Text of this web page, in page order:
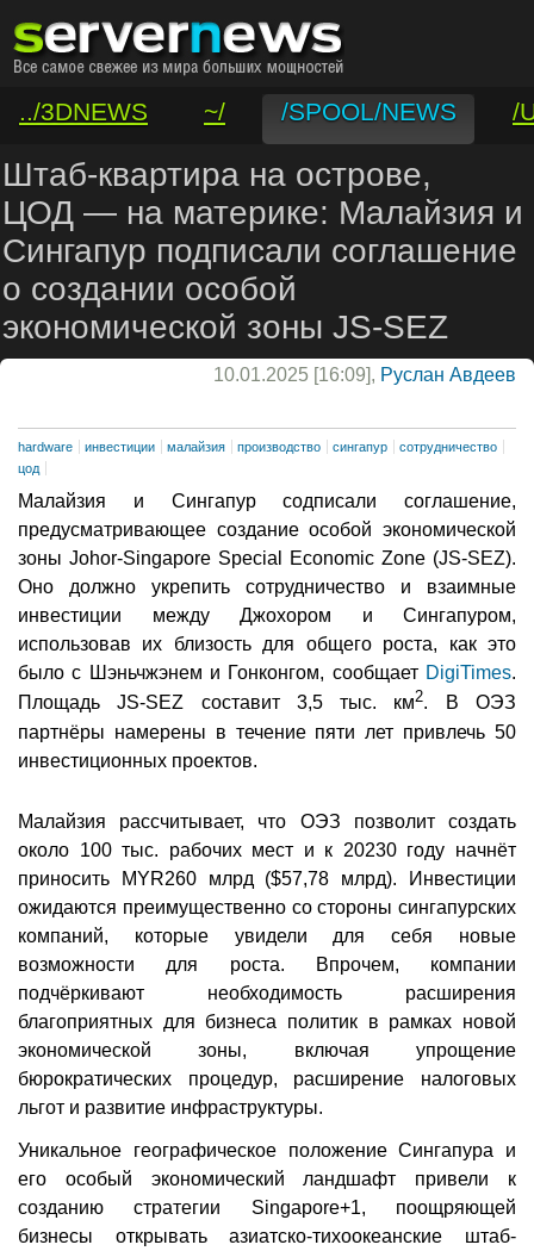
../3DNEWS ~/ /SPOOL/NEWS
/
/VAR/CONTACT
Штаб-квартира на острове,
ЦОД — на материке: Малайзия и
Сингапур подписали соглашение
о создании особой
экономической зоны JS-SEZ
10.01.2025 [16:09], Руслан Авдеев
hardware инвестиции малайзия производство сингапур
сотрудничество
цод
Малайзия и Сингапур содписали соглашение,
предусматривающее создание особой экономической
зоны Johor-Singapore Special Economic Zone (JS-SEZ).
Оно должно укрепить сотрудничество и взаимные
инвестиции между Джохором и Сингапуром,
использовав их близость для общего роста, как это
было с Шэньчжэнем и Гонконгом, сообщает DigiTimes.
Площадь JS-SEZ составит 3,5 тыс. км2. В ОЭЗ
партнёры намерены в течение пяти лет привлечь 50
инвестиционных проектов.
Малайзия рассчитывает, что ОЭЗ позволит создать
около 100 тыс. рабочих мест и к 20230 году начнёт
приносить MYR260 млрд ($57,78 млрд). Инвестиции
ожидаются преимущественно со стороны сингапурских
компаний, которые увидели для себя новые
возможности для роста. Впрочем, компании
подчёркивают необходимость расширения
благоприятных для бизнеса политик в рамках новой
экономической зоны, включая упрощение
бюрократических процедур, расширение налоговых
льгот и развитие инфраструктуры.
Уникальное географическое положение Сингапура и
его особый экономический ландшафт привели к
созданию стратегии Singapore+1, поощряющей
бизнесы открывать азиатско-тихоокеанские штаб-